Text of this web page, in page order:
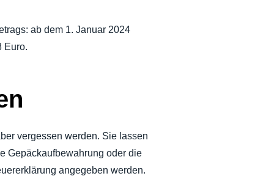
ab dem 1. Januar 2024
Euro.
vergessen werden. Sie lassen
Gepäckaufbewahrung oder die
angegeben werden.